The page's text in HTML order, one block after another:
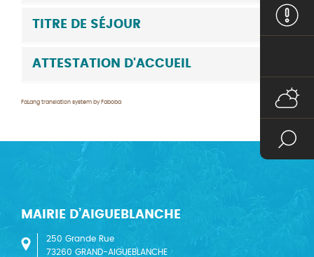
TITRE DE SÉJOUR
ATTESTATION D'ACCUEIL
FaLang translation system by Faboba
MAIRIE D’AIGUEBLANCHE
250 Grande Rue
73260 GRAND-AIGUEBLANCHE